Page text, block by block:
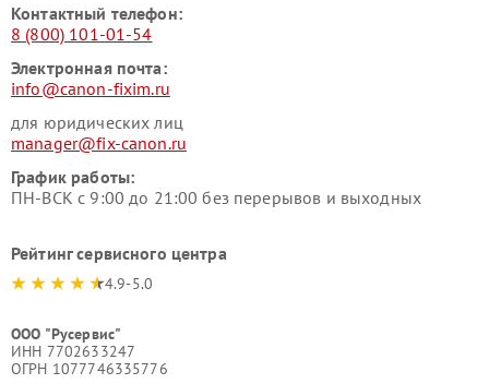
Контактный телефон:
8 (800) 101-01-54
Электронная почта:
info@canon-fixim.ru
для юридических лиц
manager@fix-canon.ru
График работы:
ПН-ВСК с 9:00 до 21:00 без перерывов и выходных
Рейтинг сервисного центра
4.9-5.0
ООО "Русервис"
ИНН 7702633247
ОГРН 1077746335776